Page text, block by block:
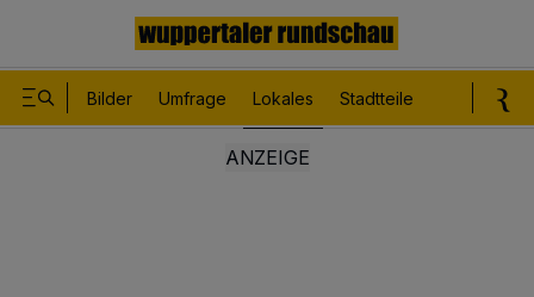
Bilder Umfrage Lokales Stadtteile